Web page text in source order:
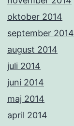
oktober 2014
september 2014
august 2014
juli 2014
juni 2014
maj 2014
april 2014